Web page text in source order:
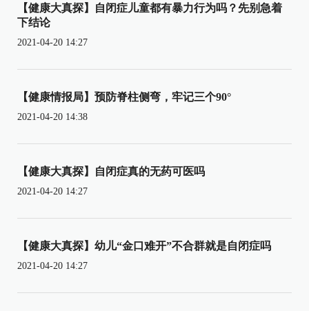
【健康大真探】自闭症儿童都有暴力行为吗？先别急着
下结论
2021-04-20 14:27
【健康情报局】预防脊柱侧弯，牢记三个90°
2021-04-20 14:38
【健康大真探】自闭症真的无药可医吗
2021-04-20 14:27
【健康大真探】幼儿“金口难开”不合群就是自闭症吗
2021-04-20 14:27